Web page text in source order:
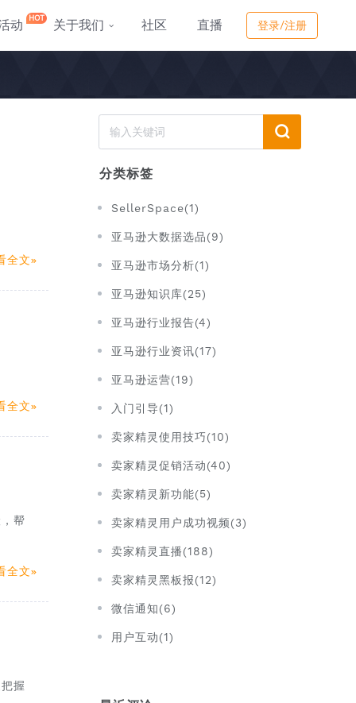
动 HOT 关于我们 社区 直播 登录/注册
全文
全文
帮
全文
握
分类标签
SellerSpace(1)
亚马逊大数据选品(9)
亚马逊市场分析(1)
亚马逊知识库(25)
亚马逊行业报告(4)
亚马逊行业资讯(17)
亚马逊运营(19)
入门引导(1)
卖家精灵使用技巧(10)
卖家精灵促销活动(40)
卖家精灵新功能(5)
卖家精灵用户成功视频(3)
卖家精灵直播(188)
卖家精灵黑板报(12)
微信通知(6)
用户互动(1)